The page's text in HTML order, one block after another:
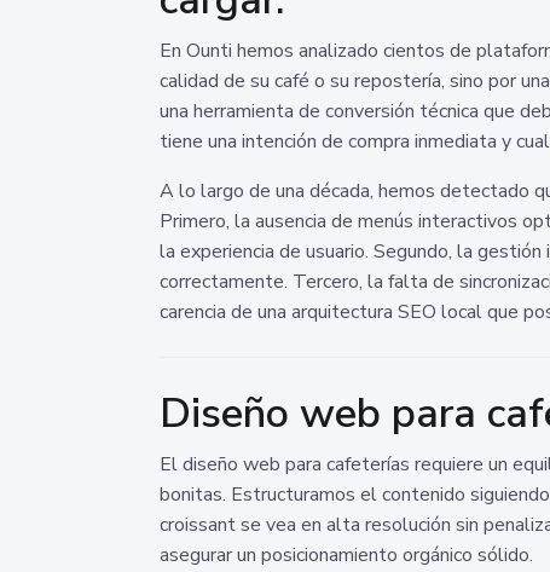
En Ounti hemos analizado cientos de
calidad de su café o su repostería, sino por
una herramienta de conversión técnica que
tiene una intención de compra inmediata y
A lo largo de una década, hemos detectado
Primero, la ausencia de menús interactivos
la experiencia de usuario. Segundo, la
correctamente. Tercero, la falta de
carencia de una arquitectura SEO local que
Diseño web para
El diseño web para cafeterías requiere un
bonitas. Estructuramos el contenido
croissant se vea en alta resolución sin
asegurar un posicionamiento orgánico sólido.